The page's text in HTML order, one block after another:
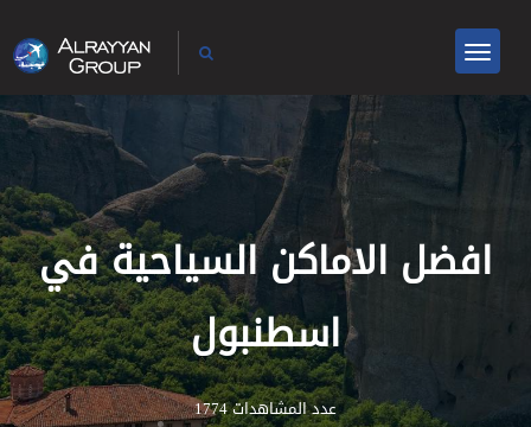
افضل الاماكن السياحية في
اسطنبول
عدد المشاهدات 1774